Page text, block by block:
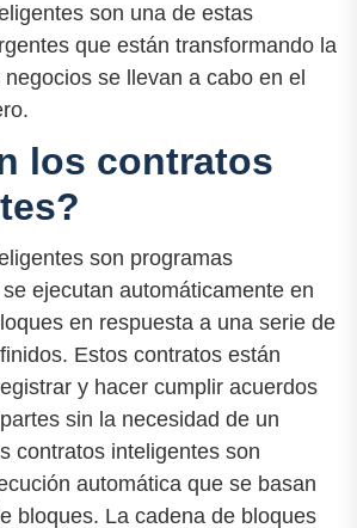
son una de estas
que están transformando la
se llevan a cabo en el
los contratos
son programas
ejecutan automáticamente en
en respuesta a una serie de
Estos contratos están
y hacer cumplir acuerdos
sin la necesidad de un
contratos inteligentes son
automática que se basan
bloques. La cadena de bloques